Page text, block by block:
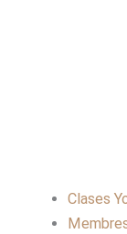
Clases